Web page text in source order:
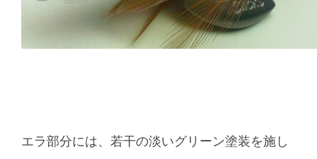
エラ部分には、若干の淡いグリーン塗装を施し